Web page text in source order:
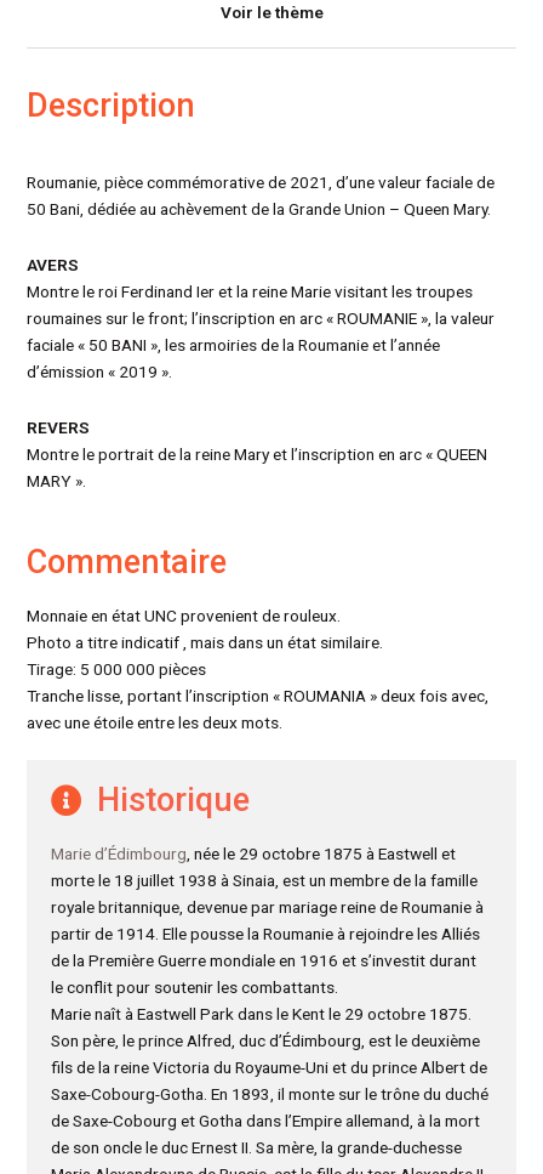
Voir le thème
Description
Roumanie, pièce commémorative de 2021, d’une valeur faciale de
50 Bani, dédiée au achèvement de la Grande Union – Queen Mary.
AVERS
Montre le roi Ferdinand Ier et la reine Marie visitant les troupes
roumaines sur le front; l’inscription en arc « ROUMANIE », la valeur
faciale « 50 BANI », les armoiries de la Roumanie et l’année
d’émission « 2019 ».
REVERS
Montre le portrait de la reine Mary et l’inscription en arc « QUEEN
MARY ».
Commentaire
Monnaie en état UNC provenient de rouleux.
Photo a titre indicatif , mais dans un état similaire.
Tirage: 5 000 000 pièces
Tranche lisse, portant l’inscription « ROUMANIA » deux fois avec,
avec une étoile entre les deux mots.
Historique
Marie d’Édimbourg , née le 29 octobre 1875 à Eastwell et
morte le 18 juillet 1938 à Sinaia, est un membre de la famille
royale britannique, devenue par mariage reine de Roumanie à
partir de 1914. Elle pousse la Roumanie à rejoindre les Alliés
de la Première Guerre mondiale en 1916 et s’investit durant
le conflit pour soutenir les combattants.
Marie naît à Eastwell Park dans le Kent le 29 octobre 1875.
Son père, le prince Alfred, duc d’Édimbourg, est le deuxième
fils de la reine Victoria du Royaume-Uni et du prince Albert de
Saxe-Cobourg-Gotha. En 1893, il monte sur le trône du duché
de Saxe-Cobourg et Gotha dans l’Empire allemand, à la mort
de son oncle le duc Ernest II. Sa mère, la grande-duchesse